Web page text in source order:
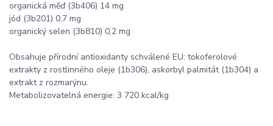
organická měď (3b406) 14 mg
jód (3b201) 0,7 mg
organický selen (3b810) 0,2 mg
Obsahuje přírodní antioxidanty schválené EU: tokoferolové
extrakty z rostlinného oleje (1b306), askorbyl palmitát (1b304) a
extrakt z rozmarýnu.
Metabolizovatelná energie: 3 720 kcal/kg